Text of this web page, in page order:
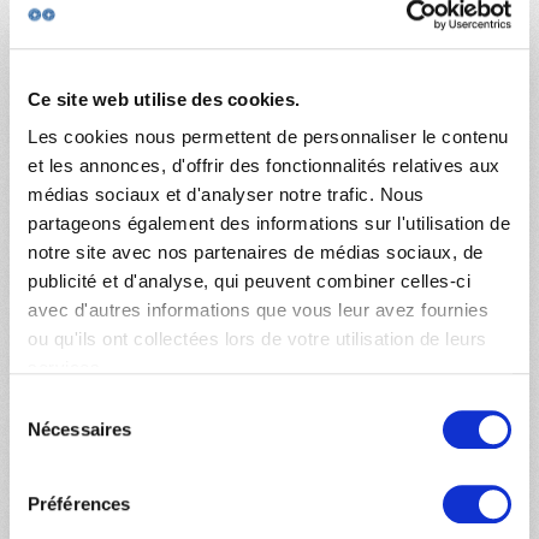
Ce site web utilise des cookies.
Les cookies nous permettent de personnaliser le contenu
et les annonces, d'offrir des fonctionnalités relatives aux
médias sociaux et d'analyser notre trafic. Nous
partageons également des informations sur l'utilisation de
notre site avec nos partenaires de médias sociaux, de
publicité et d'analyse, qui peuvent combiner celles-ci
avec d'autres informations que vous leur avez fournies
ou qu'ils ont collectées lors de votre utilisation de leurs
Nécessaires
Préférences
permettent un accès le plus inconditionnel possible à
des soins de qualité, pour consacrer le droit à la Santé
création de l’OMS et de la Déclaration Universelle des
Droits de l’Homme.
MdM accueille très favorablement le fait que le Plan
veuille favoriser la mise en œuvre et l’extension du
dispositif de «paiement immédiat direct » (PID)
auprès des praticiens et dutiers payant socialpour
les frais liés à la psychothérapie. Elle attend sa
situation financière difficile d’accéder aux soins, en
particulier en matière de Santé mentale qui touche